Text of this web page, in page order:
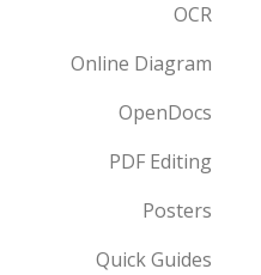
OCR
Online Diagram
OpenDocs
PDF Editing
Posters
Quick Guides